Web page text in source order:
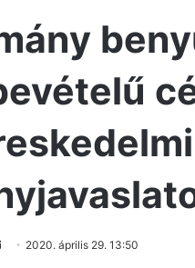
Send 2020. április 29. 13:50